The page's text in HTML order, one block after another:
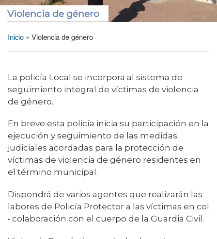
Violencia de género
Sobrescribir
ayuda
a
la
navegación
Inicio Violencia de género
La policía Local se incorpora al sistema de
seguimiento integral de víctimas de violencia
de género.
En breve esta policía inicia su participación en la
ejecución y seguimiento de las medidas
judiciales acordadas para la protección de
víctimas de violencia de género residentes en
el término municipal.
Dispondrá de varios agentes que realizarán las
labores de Policía Protector a las víctimas en col
• colaboración con el cuerpo de la Guardia Civil.